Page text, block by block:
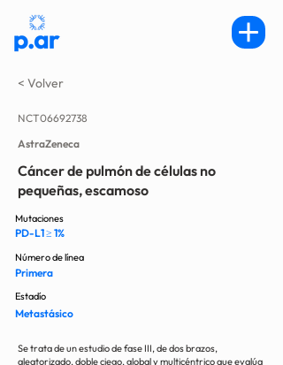
< Volver
NCT06692738
AstraZeneca
Cáncer de pulmón de células no
pequeñas, escamoso
PD-L1 ≥ 1%
Mutaciones
Primera
Número de línea
Metastásico
Estadío
Se trata de un estudio de fase III, de dos brazos,
aleatorizado, doble ciego, global y multicéntrico que evalúa